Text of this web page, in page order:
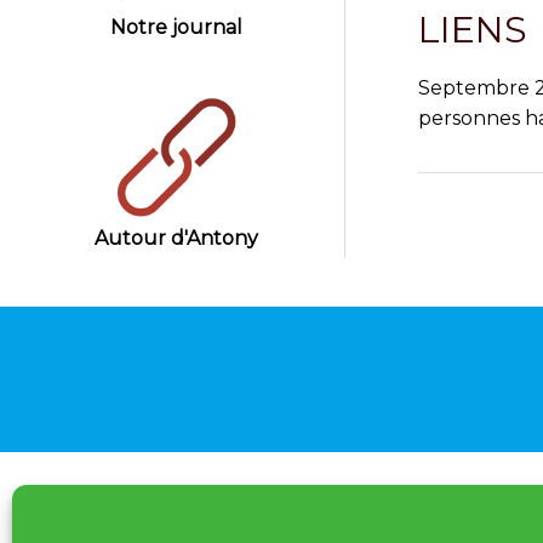
Notre journal
Autour d'Antony
LIENS
Septembre
personnes